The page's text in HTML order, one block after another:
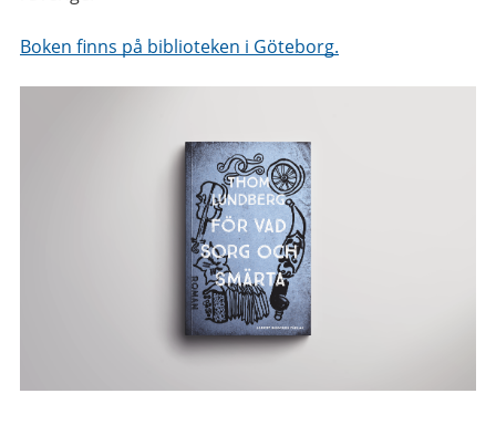
Boken finns på biblioteken i Göteborg.